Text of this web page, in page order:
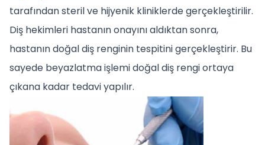
tarafından steril ve hijyenik kliniklerde gerçekleştirilir.
Diş hekimleri hastanın onayını aldıktan sonra,
hastanın doğal diş renginin tespitini gerçekleştirir. Bu
sayede beyazlatma işlemi doğal diş rengi ortaya
çıkana kadar tedavi yapılır.